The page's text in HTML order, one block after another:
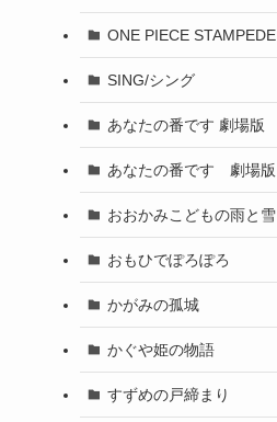
ONE PIECE STAMPEDE
SING/シング
あなたの番です 劇場版
あなたの番です 劇場版
おおかみこどもの雨と雪
おもひでぽろぽろ
かがみの孤城
かぐや姫の物語
すずめの戸締まり